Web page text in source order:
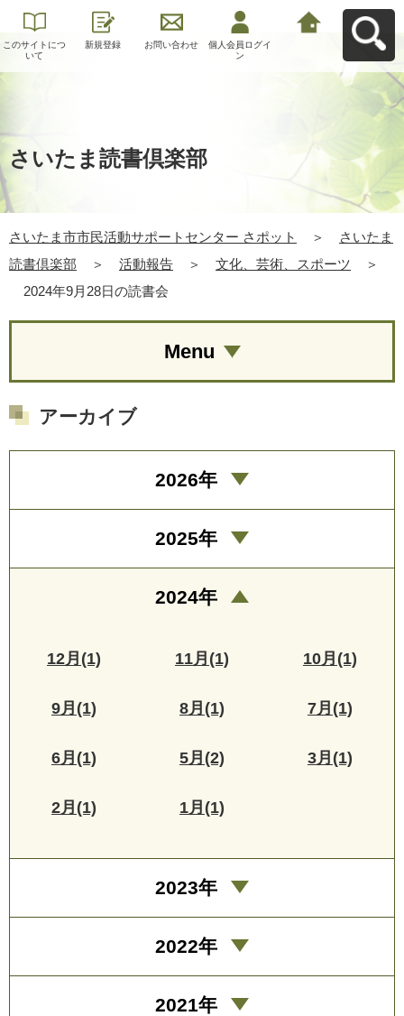
このサイトにつ
いて
新規登録 お問い合わせ
個人会員ログイ
ン
さいたま読書倶楽部
さいたま市市民活動サポートセンター さポット ＞
さいたま
読書倶楽部
＞ 活動報告 ＞ 文化、芸術、スポーツ
＞
2024年9月28日の読書会
Menu
アーカイブ
2026年
2025年
2024年
12月(1) 11月(1) 10月(1)
9月(1) 8月(1) 7月(1)
6月(1) 5月(2) 3月(1)
2月(1) 1月(1)
2023年
2022年
2021年